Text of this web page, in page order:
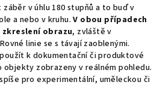
v úhlu 180 stupňů a to buď v
a nebo v kruhu.V obou případech
zkreslení obrazu, zvláště v
linie se s távají zaoblenými.
k dokumentační či produktové
zobrazeny v reálném pohledu.
pro experimentální, uměleckou či